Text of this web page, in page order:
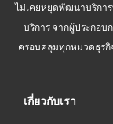
ไม่เคยหยุดพัฒนาบริกา
บริการ จากผู้ประกอบ
ครอบคลุมทุกหมวดธุรกิ
เกี่ยวกับเรา